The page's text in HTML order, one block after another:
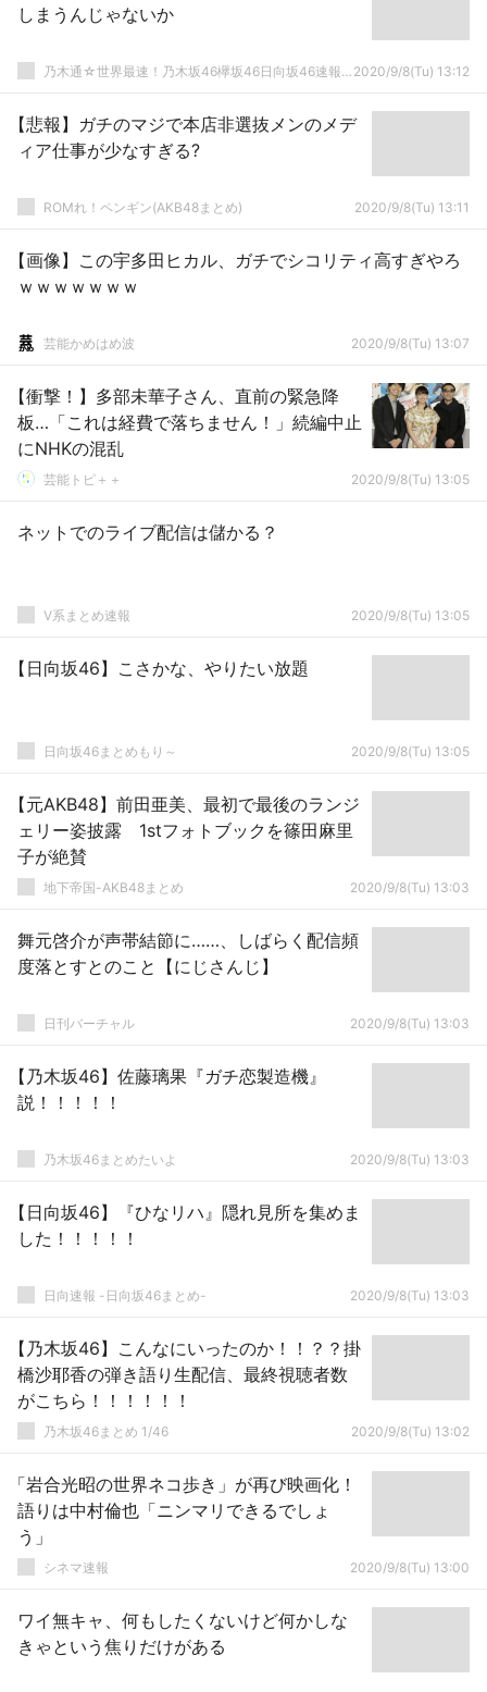
しまうんじゃないか
乃木通☆世界最速！乃木坂46欅坂46日向坂46速報まとめ 2020/9/8(Tu) 13:12
【悲報】ガチのマジで本店非選抜メンのメデ
ィア仕事が少なすぎる?
ROMれ！ペンギン(AKB48まとめ) 2020/9/8(Tu) 13:11
【画像】この宇多田ヒカル、ガチでシコリティ高すぎやろ
ｗｗｗｗｗｗｗ
芸能かめはめ波 2020/9/8(Tu) 13:07
【衝撃！】多部未華子さん、直前の緊急降
板…「これは経費で落ちません！」続編中止
にNHKの混乱
芸能トピ＋＋ 2020/9/8(Tu) 13:05
ネットでのライブ配信は儲かる？
V系まとめ速報 2020/9/8(Tu) 13:05
【日向坂46】こさかな、やりたい放題
日向坂46まとめもり～ 2020/9/8(Tu) 13:05
【元AKB48】前田亜美、最初で最後のランジ
ェリー姿披露 1stフォトブックを篠田麻里
子が絶賛
地下帝国-AKB48まとめ 2020/9/8(Tu) 13:03
舞元啓介が声帯結節に……、しばらく配信頻
度落とすとのこと【にじさんじ】
日刊バーチャル 2020/9/8(Tu) 13:03
【乃木坂46】佐藤璃果『ガチ恋製造機』
説！！！！！
乃木坂46まとめたいよ 2020/9/8(Tu) 13:03
【日向坂46】『ひなリハ』隠れ見所を集めま
した！！！！！
日向速報 -日向坂46まとめ- 2020/9/8(Tu) 13:03
【乃木坂46】こんなにいったのか！！？？掛
橋沙耶香の弾き語り生配信、最終視聴者数
がこちら！！！！！！
乃木坂46まとめ 1/46 2020/9/8(Tu) 13:02
「岩合光昭の世界ネコ歩き」が再び映画化！
語りは中村倫也「ニンマリできるでしょ
う」
シネマ速報 2020/9/8(Tu) 13:00
ワイ無キャ、何もしたくないけど何かしな
きゃという焦りだけがある